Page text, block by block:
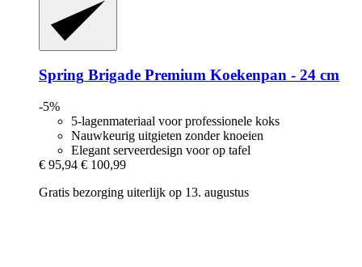
Spring Brigade Premium Koekenpan -​ 24 cm
-5%
5-lagenmateriaal voor professionele koks
Nauwkeurig uitgieten zonder knoeien
Elegant serveerdesign voor op tafel
€ 95,94 € 100,99
Gratis bezorging uiterlijk op 13. augustus